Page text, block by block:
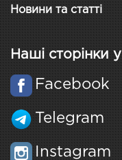
Новини та статті
Наші сторінки
Facebook
Telegram
Instagram